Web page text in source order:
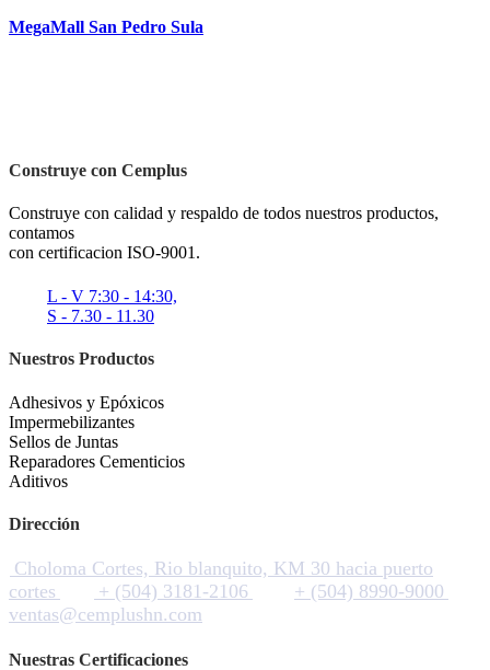
MegaMall San Pedro Sula
Construye con Cemplus
Construye con calidad y respaldo de todos nuestros productos,
contamos
con certificacion ISO-9001.
L - V 7:30 - 14:30,
S - 7.30 - 11.30
Nuestros Productos
Adhesivos y Epóxicos
Impermebilizantes
Sellos de Juntas
Reparadores Cementicios
Aditivos
Dirección
Choloma Cortes, Rio blanquito, KM 30 hacia puerto
cortes
+ (504) 3181-2106
+ (504) 8990-9000
ventas@cemplushn.com
Nuestras Certificaciones